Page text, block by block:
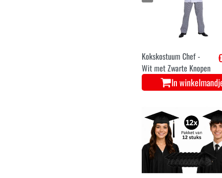
Kokskostuum Chef -
Wit met Zwarte Knopen
In